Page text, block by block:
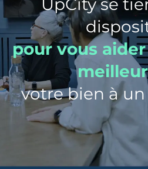
UpCity se
pour vous
votre bien à